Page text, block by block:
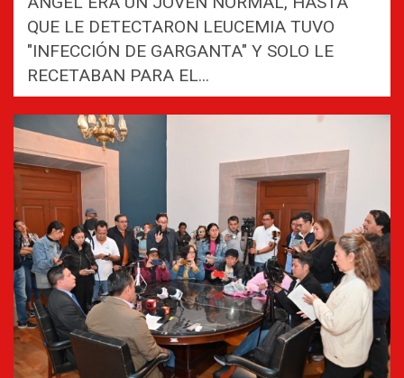
QUE LE DETECTARON LEUCEMIA TUVO
"INFECCIÓN DE GARGANTA" Y SOLO LE
RECETABAN PARA EL...